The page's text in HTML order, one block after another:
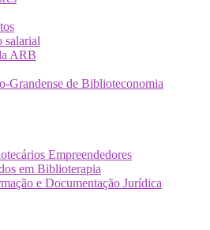
salarial
ARB
Grandense de Biblioteconomia
Empreendedores
em Biblioterapia
e Documentação Jurídica